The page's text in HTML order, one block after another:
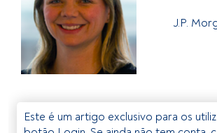
J.P.
Este é um artigo exclusivo para os